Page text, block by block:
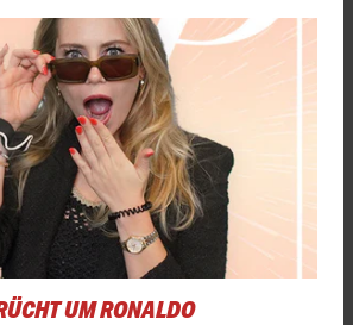
UM RONALDO